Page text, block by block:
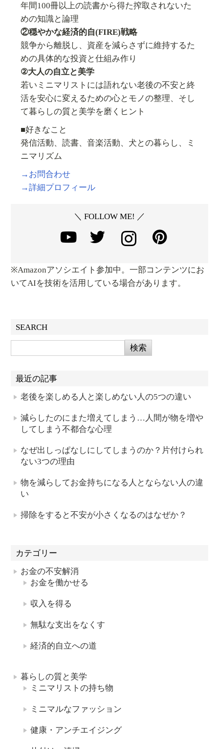
年間100冊以上の読書から得た搾取されないた
めの知識と論理
②穏やかな経済的自(FIRE)戦略
競争から離脱し、資産を減らさずに維持するた
めの具体的な投資と仕組み作り
②大人の自立と美学
若いミニマリストには語れない老後の不安と終
活を安心に変えるための心とモノの整理、そし
て暮らしの質と美学を磨くヒント
■好きなこと
発信活動、読書、音楽活動、犬との暮らし、ミ
ニマリズム
→お問合わせ
→詳細プロフィール
＼ FOLLOW ME! ／
※Amazonアソシエイト参加中。一部コンテンツにお
いてAIを技術を活用している場合があります。
SEARCH
最近の記事
老後を楽しめる人と楽しめない人の5つの違い
減らしたのにまた増えてしまう…人間が物を増や
してしまう不都合な心理
なぜ出しっぱなしにしてしまうのか？片付けられ
ない3つの理由
物を減らしてお金持ちになる人とならない人の違
い
掃除をすると不安が小さくなるのはなぜか？
カテゴリー
お金の不安解消
お金を働かせる
収入を得る
無駄な支出をなくす
経済的自立への道
暮らしの質と美学
ミニマリストの持ち物
ミニマルなファッション
健康・アンチエイジング